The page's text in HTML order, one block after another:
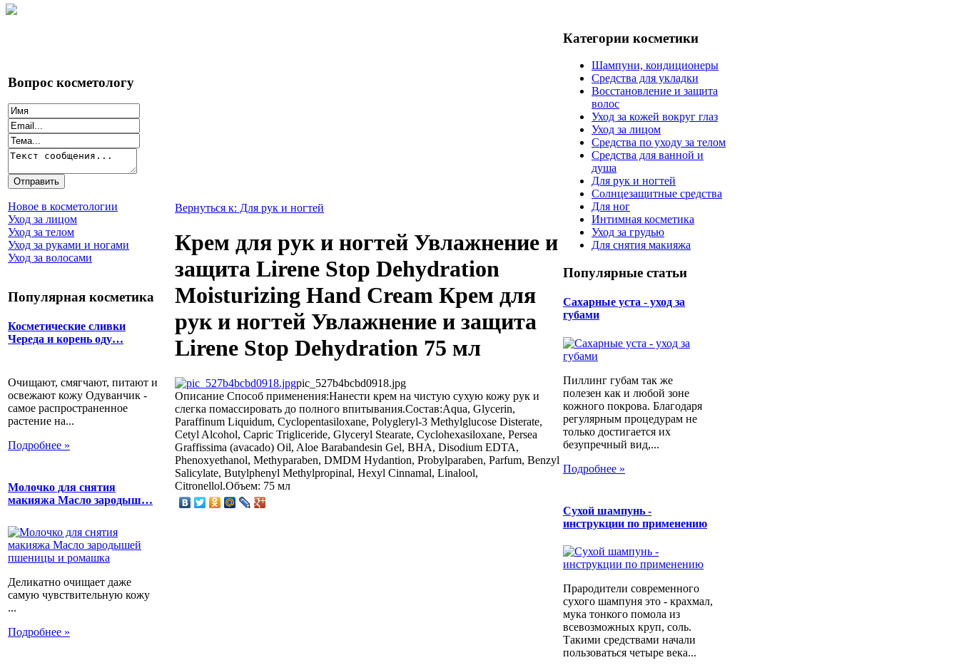
Вопрос косметологу
Новое в косметологии
Уход за лицом
Уход за телом
Уход за руками и ногами
Уход за волосами
Популярная косметика
Косметические сливки
Череда и корень оду…
Очищают, смягчают, питают и
освежают кожу Одуванчик -
самое распространенное
растение на...
Подробнее »
Молочко для снятия
макияжа Масло зародыш…
Деликатно очищает даже
самую чувствительную кожу
...
Подробнее »
Вернуться к: Для рук и ногтей
Крем для рук и ногтей Увлажнение и
защита Lirene Stop Dehydration
Moisturizing Hand Cream Крем для
рук и ногтей Увлажнение и защита
Lirene Stop Dehydration 75 мл
pic_527b4bcbd0918.jpg
Описание Способ применения:Нанести крем на чистую сухую кожу рук и
слегка помассировать до полного впитывания.Состав:Aqua, Glycerin,
Paraffinum Liquidum, Cyclopentasiloxane, Polygleryl-3 Methylglucose Disterate,
Cetyl Alcohol, Capric Trigliceride, Glyceryl Stearate, Cyclohexasiloxane, Persea
Graffissima (avacado) Oil, Aloe Barabandesin Gel, BHA, Disodium EDTA,
Phenoxyethanol, Methyparaben, DMDM Hydantion, Probylparaben, Parfum, Benzyl
Salicylate, Butylphenyl Methylpropinal, Hexyl Cinnamal, Linalool,
Citronellol.Объем: 75 мл
Категории косметики
Шампуни, кондиционеры
Средства для укладки
Восстановление и защита
волос
Уход за кожей вокруг глаз
Уход за лицом
Средства по уходу за телом
Средства для ванной и
душа
Для рук и ногтей
Солнцезащитные средства
Для ног
Интимная косметика
Уход за грудью
Для снятия макияжа
Популярные статьи
Сахарные уста - уход за
губами
Пиллинг губам так же
полезен как и любой зоне
кожного покрова. Благодаря
регулярным процедурам не
только достигается их
безупречный вид,...
Подробнее »
Сухой шампунь -
инструкции по применению
Прародители современного
сухого шампуня это - крахмал,
мука тонкого помола из
всевозможных круп, соль.
Такими средствами начали
пользоваться четыре века...